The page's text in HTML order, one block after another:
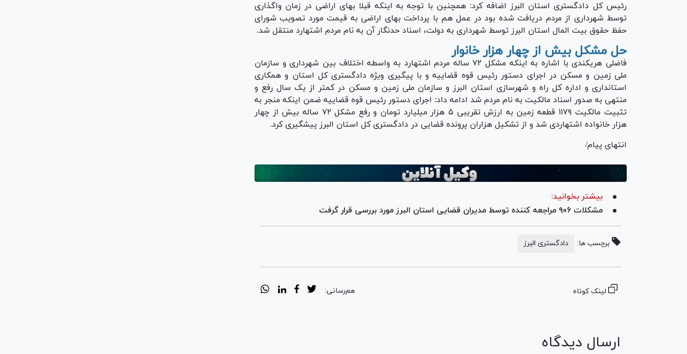
رئیس کل دادگستری استان البرز اضافه کرد: همچنین با توجه به اینکه قبلا بهای اراضی در زمان واگذاری
توسط شهرداری از مردم دریافت شده بود در عمل هم با پرداخت بهای اراضی به قیمت مورد تصویب شورای
حفظ حقوق بیت المال استان البرز توسط شهرداری به دولت، اسناد حدنگار آن به نام مردم اشتهارد منتقل شد.
حل مشکل بیش از چهار هزار خانوار
فاضلی هریکندی با اشاره به اینکه مشکل ۷۲ ساله مردم اشتهارد به واسطه اختلاف بین شهرداری و سازمان
ملی زمین و مسکن در اجرای دستور رئیس قوه قضاییه و با پیگیری ویژه دادگستری کل استان و همکاری
استانداری و اداره کل راه و شهرسازی استان البرز و سازمان ملی زمین و مسکن در کمتر از یک سال رفع و
منتهی به صدور اسناد مالکیت به نام مردم شد ادامه داد: اجرای دستور رئیس قوه قضاییه ضمن اینکه منجر به
تثبیت مالکیت ۱۱۷۹ قطعه زمین به ارزش تقریبی ۵ هزار میلیارد تومان و رفع مشکل ۷۲ ساله بیش از چهار
هزار خانواده اشتهاردی شد و از تشکیل هزاران پرونده قضایی در دادگستری کل استان البرز پیشگیری کرد.
انتهای پیام/
بیشتر بخوانید:
مشکلات ۹۰۶ مراجعه کننده توسط مدیران قضایی استان البرز مورد بررسی قرار گرفت
برچسب ها: دادگستری البرز
لینک کوتاه هم‌رسانی:
ارسال دیدگاه